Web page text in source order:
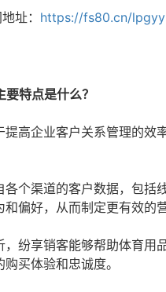
址： https://fs80.cn/
特点是什么？
高企业客户关系管理的
各个渠道的客户数据，包
偏好，从而制定更有效的营
，纷享销客能够帮助体育
买体验和忠诚度。